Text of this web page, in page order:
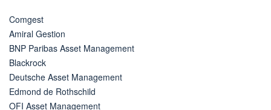
Comgest
Amiral Gestion
BNP Paribas Asset Management
Blackrock
Deutsche Asset Management
Edmond de Rothschild
OFI Asset Management